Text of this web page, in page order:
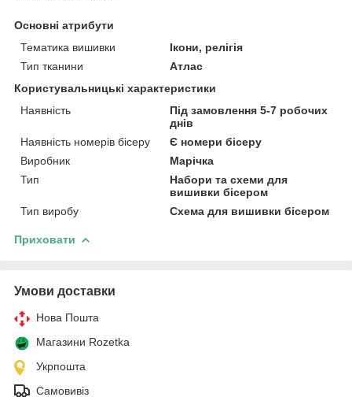
Основні атрибути
Тематика вишивки
Ікони, релігія
Тип тканини
Атлас
Користувальницькі характеристики
Наявність
Під замовлення 5-7 робочих
днів
Наявність номерів бісеру
Є номери бісеру
Виробник
Марічка
Тип
Набори та схеми для
вишивки бісером
Тип виробу
Схема для вишивки бісером
Приховати
Умови доставки
Нова Пошта
Магазини Rozetka
Укрпошта
Самовивіз